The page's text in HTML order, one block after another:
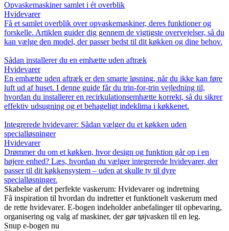
Opvaskemaskiner samlet i ét overblik
Hvidevarer
Få et samlet overblik over opvaskemaskiner, deres funktioner og
forskelle. Artiklen guider dig gennem de vigtigste overvejelser, så du
kan vælge den model, der passer bedst til dit køkken og dine behov.
Sådan installerer du en emhætte uden aftræk
Hvidevarer
En emhætte uden aftræk er den smarte løsning, når du ikke kan føre
luft ud af huset. I denne guide får du trin-for-trin vejledning til,
hvordan du installerer en recirkulationsemhætte korrekt, så du sikrer
effektiv udsugning og et behageligt indeklima i køkkenet.
Integrerede hvidevarer: Sådan vælger du et køkken uden
specialløsninger
Hvidevarer
Drømmer du om et køkken, hvor design og funktion går op i en
højere enhed? Læs, hvordan du vælger integrerede hvidevarer, der
passer til dit køkkensystem – uden at skulle ty til dyre
specialløsninger.
Skabelse af det perfekte vaskerum: Hvidevarer og indretning
Få inspiration til hvordan du indretter et funktionelt vaskerum med
de rette hvidevarer. E-bogen indeholder anbefalinger til opbevaring,
organisering og valg af maskiner, der gør tøjvasken til en leg.
Snup e-bogen nu